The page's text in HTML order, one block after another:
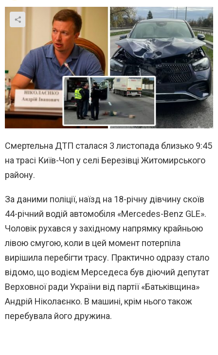
Смертельна ДТП сталася 3 листопада близько 9:45
на трасі Київ-Чоп у селі Березівці Житомирського
району.
За даними поліції, наїзд на 18-річну дівчину скоїв
44-річний водій автомобіля «Mercedes-Benz GLE».
Чоловік рухався у західному напрямку крайньою
лівою смугою, коли в цей момент потерпіла
вирішила перебігти трасу. Практично одразу стало
відомо, що водієм Мерседеса був діючий депутат
Верховної ради України від партії «Батьківщина»
Андрій Ніколаєнко. В машині, крім нього також
перебувала його дружина.